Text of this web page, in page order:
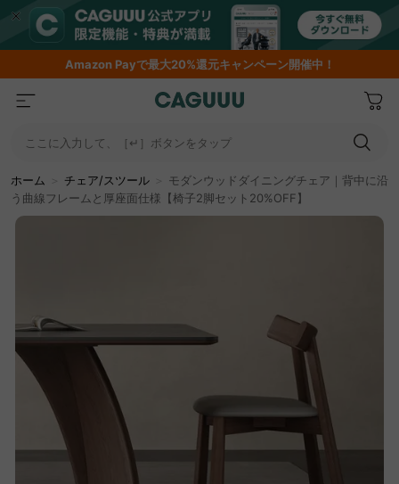
期間限定フラッシュセール！最大50％OFF
ここに入力して、［↵］ボタンをタップ
ホーム チェア/スツール
モダンウッドダイニングチェア｜背中に沿
う曲線フレームと厚座面仕様【椅子2脚セット20%OFF】